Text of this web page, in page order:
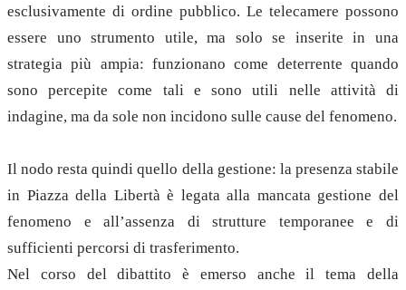
esclusivamente di ordine pubblico. Le telecamere possono
essere uno strumento utile, ma solo se inserite in una
strategia più ampia: funzionano come deterrente quando
sono percepite come tali e sono utili nelle attività di
indagine, ma da sole non incidono sulle cause del fenomeno.
Il nodo resta quindi quello della gestione: la presenza stabile
in Piazza della Libertà è legata alla mancata gestione del
fenomeno e all’assenza di strutture temporanee e di
sufficienti percorsi di trasferimento.
Nel corso del dibattito è emerso anche il tema della